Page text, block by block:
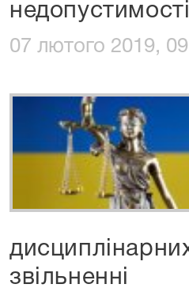
07 лютого 2019,
звільненні